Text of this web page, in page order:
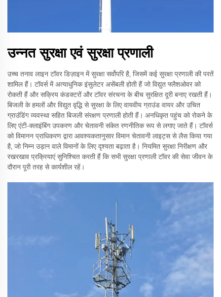
उन्नत सुरक्षा एवं सुरक्षा प्रणाली
उच्च तनाव लाइन टॉवर डिज़ाइन में सुरक्षा सर्वोपरि है, जिसमें कई सुरक्षा प्रणाली की परतें
शामिल हैं। टॉवर्स में अत्याधुनिक इंसुलेटर असेंबली होती हैं जो विद्युत फ्लैशओवर को
रोकती हैं और सक्रिय कंडक्टरों और टॉवर संरचना के बीच सुरक्षित दूरी बनाए रखती हैं।
बिजली के हमलों और विद्युत वृद्धि से सुरक्षा के लिए वायवीय ग्राउंड वायर और उचित
ग्राउंडिंग व्यवस्था सहित बिजली संरक्षण प्रणाली होती हैं। अनधिकृत पहुंच को रोकने के
लिए एंटी-क्लाइंबिंग उपकरण और चेतावनी संकेत रणनीतिक रूप से लगाए जाते हैं। टॉवर्स
को विमानन प्राधिकरण द्वारा आवश्यकतानुसार विमान चेतावनी लाइट्स से लैस किया गया
है, जो निम्न उड़ान वाले विमानों के लिए दृश्यता बढ़ाता है। नियमित सुरक्षा निरीक्षण और
रखरखाव प्रक्रियाएं सुनिश्चित करती हैं कि सभी सुरक्षा प्रणाली टॉवर की सेवा जीवन के
दौरान पूरी तरह से कार्यशील रहें।